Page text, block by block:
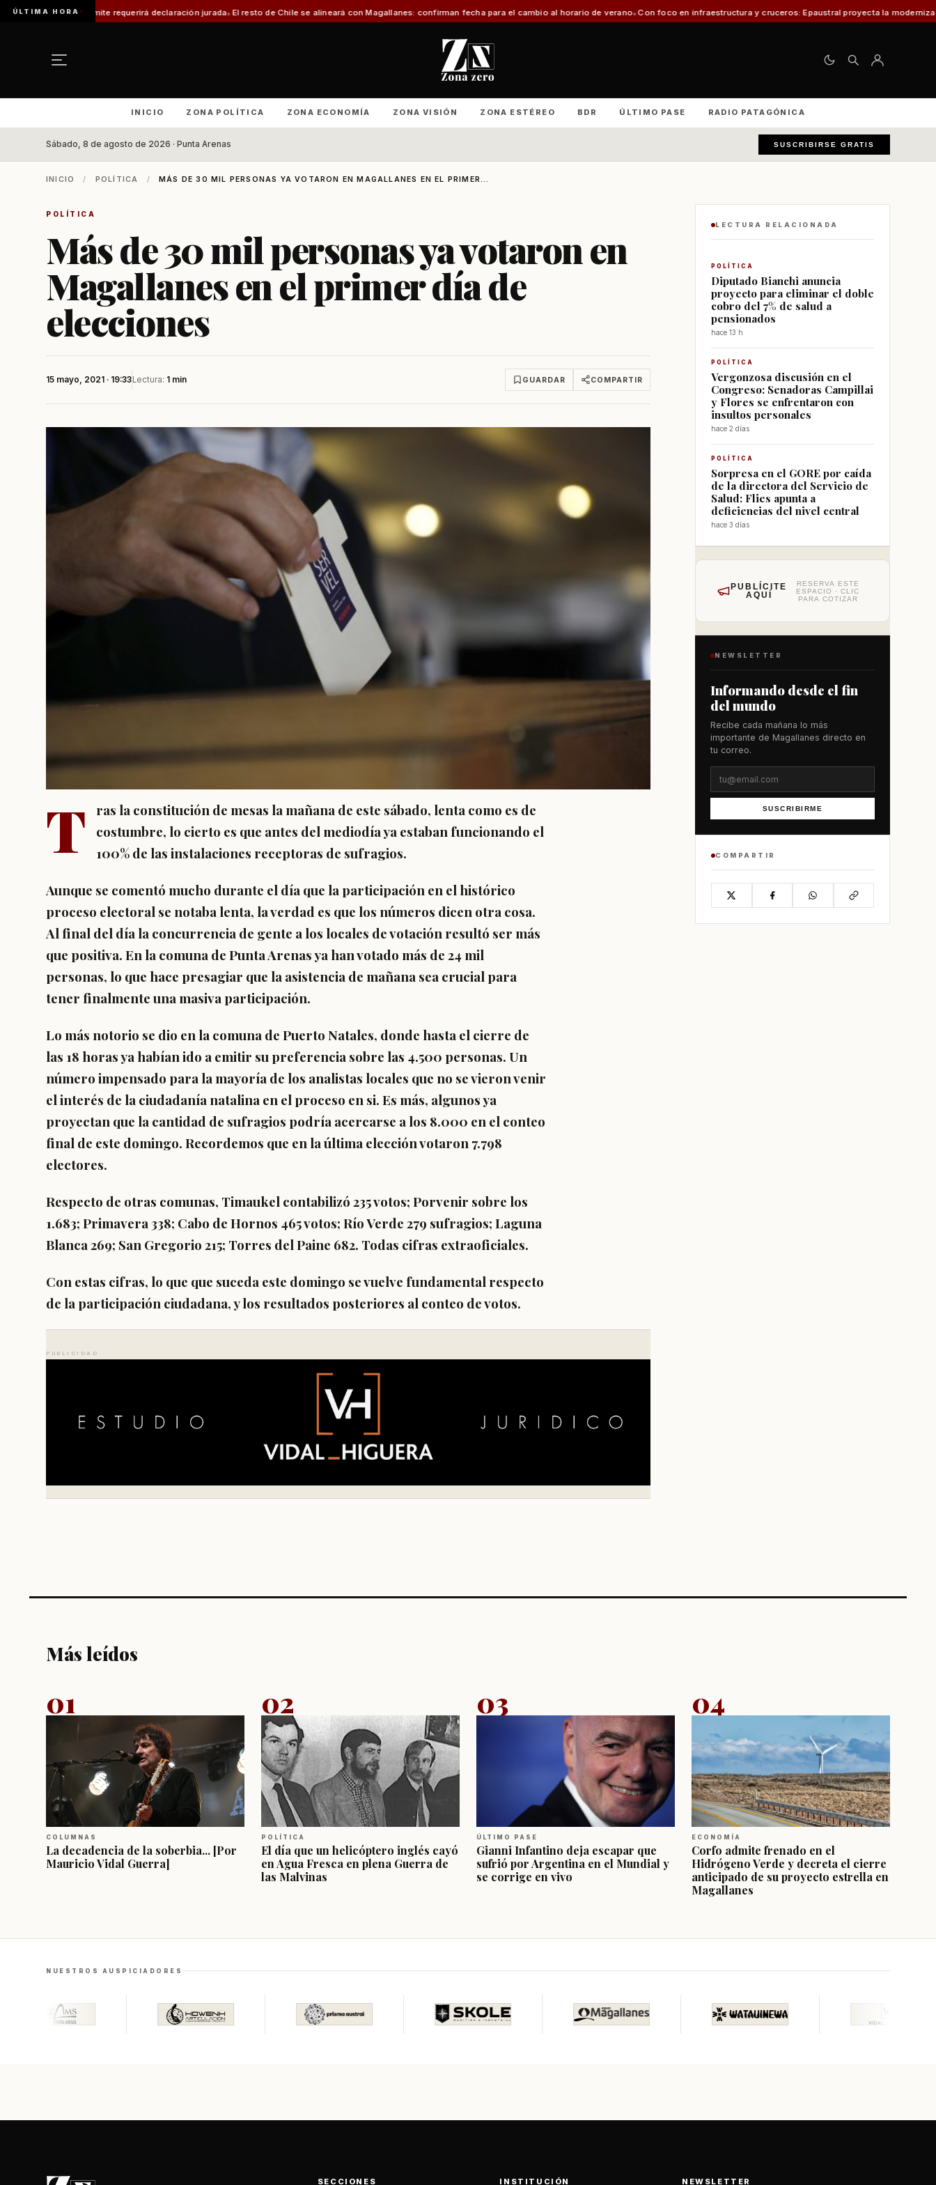
ÚLTIMA HORA
requerirá declaración jurada El resto de Chile se alineará con Magallanes: confirman fecha para el cambio al horario de verano Con foco en infraestructura y cruceros: Epaustral proyecta la modernización portuaria
INICIO ZONA POLÍTICA ZONA ECONOMÍA ZONA VISIÓN ZONA ESTÉREO BDR ÚLTIMO PASE RADIO PATAGÓNICA
Sábado, 8 de agosto de 2026 · Punta Arenas SUSCRIBIRSE GRATIS
INICIO / POLÍTICA / MÁS DE 30 MIL PERSONAS YA VOTARON EN MAGALLANES EN EL PRIMER...
POLÍTICA
Más de 30 mil personas ya votaron en
Magallanes en el primer día de
elecciones
15 mayo, 2021 · 19:33Lectura: 1 min GUARDAR COMPARTIR
T
ras la constitución de mesas la mañana de este sábado, lenta como es de
costumbre, lo cierto es que antes del mediodía ya estaban funcionando el
100% de las instalaciones receptoras de sufragios.
Aunque se comentó mucho durante el día que la participación en el histórico
proceso electoral se notaba lenta, la verdad es que los números dicen otra cosa.
Al final del día la concurrencia de gente a los locales de votación resultó ser más
que positiva. En la comuna de Punta Arenas ya han votado más de 24 mil
personas, lo que hace presagiar que la asistencia de mañana sea crucial para
tener finalmente una masiva participación.
Lo más notorio se dio en la comuna de Puerto Natales, donde hasta el cierre de
las 18 horas ya habían ido a emitir su preferencia sobre las 4.500 personas. Un
número impensado para la mayoría de los analistas locales que no se vieron venir
el interés de la ciudadanía natalina en el proceso en si. Es más, algunos ya
proyectan que la cantidad de sufragios podría acercarse a los 8.000 en el conteo
final de este domingo. Recordemos que en la última elección votaron 7.798
electores.
Respecto de otras comunas, Timaukel contabilizó 235 votos; Porvenir sobre los
1.683; Primavera 338; Cabo de Hornos 465 votos; Río Verde 279 sufragios; Laguna
Blanca 269; San Gregorio 215; Torres del Paine 682. Todas cifras extraoficiales.
Con estas cifras, lo que que suceda este domingo se vuelve fundamental respecto
de la participación ciudadana, y los resultados posteriores al conteo de votos.
PUBLICIDAD
LECTURA RELACIONADA
POLÍTICA
Diputado Bianchi anuncia
proyecto para eliminar el doble
cobro del 7% de salud a
pensionados
hace 13 h
POLÍTICA
Vergonzosa discusión en el
Congreso: Senadoras Campillai
y Flores se enfrentaron con
insultos personales
hace 2 días
POLÍTICA
Sorpresa en el GORE por caída
de la directora del Servicio de
Salud: Flies apunta a
deficiencias del nivel central
hace 3 días
PUBLÍCITE
AQUÍ
RESERVA ESTE
ESPACIO · CLIC
PARA COTIZAR
NEWSLETTER
Informando desde el fin
del mundo
Recibe cada mañana lo más
importante de Magallanes directo en
tu correo.
SUSCRIBIRME
COMPARTIR
Más leídos
01
COLUMNAS
La decadencia de la soberbia... [Por
Mauricio Vidal Guerra]
02
POLÍTICA
El día que un helicóptero inglés cayó
en Agua Fresca en plena Guerra de
las Malvinas
03
ÚLTIMO PASE
Gianni Infantino deja escapar que
sufrió por Argentina en el Mundial y
se corrige en vivo
04
ECONOMÍA
Corfo admite frenado en el
Hidrógeno Verde y decreta el cierre
anticipado de su proyecto estrella en
Magallanes
NUESTROS AUSPICIADORES
SECCIONES INSTITUCIÓN NEWSLETTER